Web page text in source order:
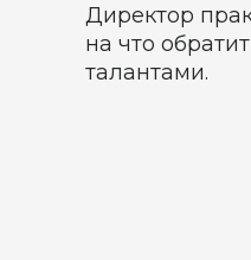
Директор
на что
талантами.